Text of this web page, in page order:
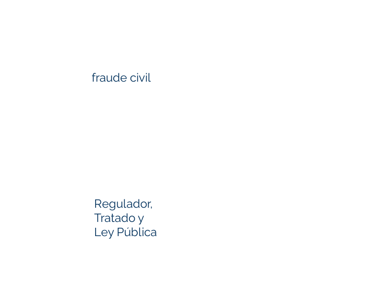
fraude civil
Regulador,
Tratado y
Ley Pública